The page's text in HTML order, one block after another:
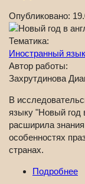
Опубликовано:
Тематика:
Иностранный язык
Автор работы:
Захрутдинова
В
языку "Новый год
расширила
особенностях
странах.
Подробнее